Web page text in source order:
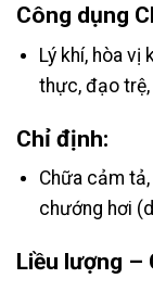
Công dụng
Lý khí, hòa vị
thực, đạo
Chỉ định:
Chữa cảm
chướng hơi
Liều lượng –